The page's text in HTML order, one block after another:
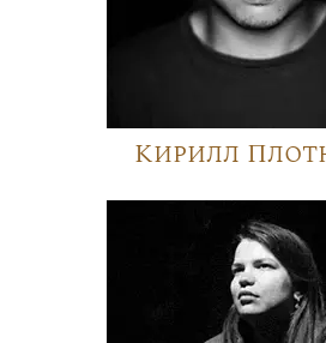
Кирилл